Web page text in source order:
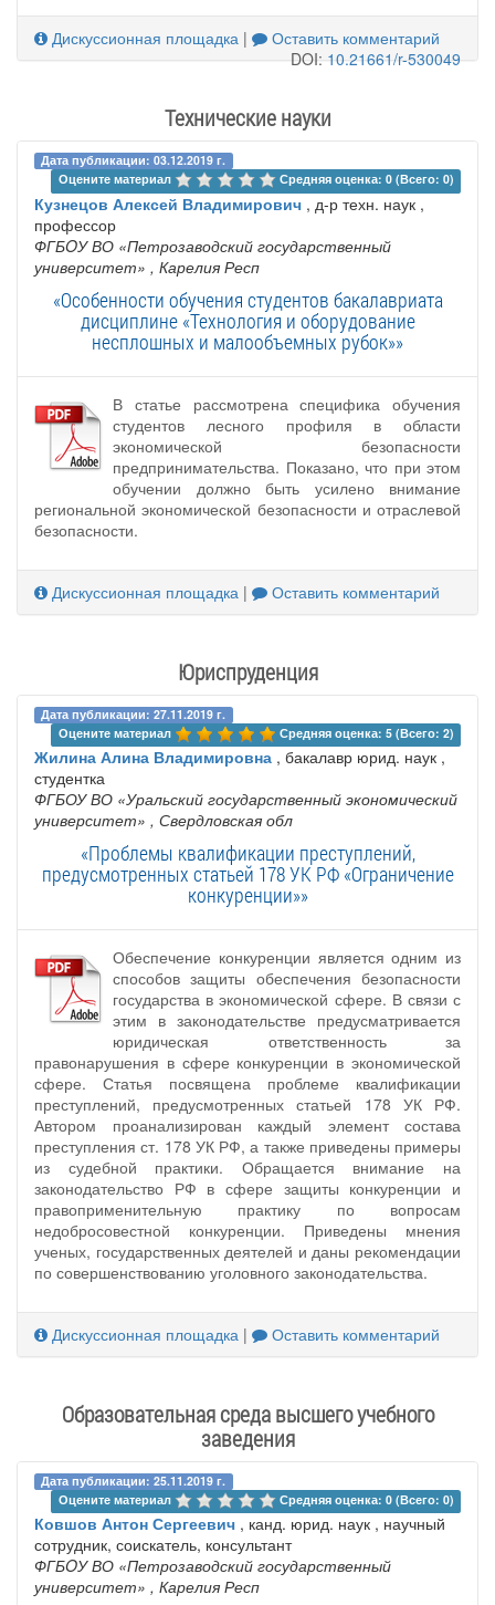
Дискуссионная площадка |
Оставить комментарий
DOI:10.21661/r-530049
Технические науки
Дата публикации: 03.12.2019 г.
Оцените материал
Средняя оценка: 0 (Всего: 0)
Кузнецов Алексей Владимирович , д-р техн. наук ,
профессор
ФГБOУ ВО «Петрозаводский государственный
университет» , Карелия Респ
«Особенности обучения студентов бакалавриата
дисциплине «Технология и оборудование
несплошных и малообъемных рубок»»
В статье рассмотрена специфика обучения
студентов лесного профиля в области
экономической безопасности
предпринимательства. Показано, что при этом
обучении должно быть усилено внимание
региональной экономической безопасности и отраслевой
безопасности.
Дискуссионная площадка | Оставить комментарий
Юриспруденция
Дата публикации: 27.11.2019 г.
Оцените материал
Средняя оценка: 5 (Всего: 2)
Жилина Алина Владимировна , бакалавр юрид. наук ,
студентка
ФГБОУ ВО «Уральский государственный экономический
университет» , Свердловская обл
«Проблемы квалификации преступлений,
предусмотренных статьей 178 УК РФ «Ограничение
конкуренции»»
Обеспечение конкуренции является одним из
способов защиты обеспечения безопасности
государства в экономической сфере. В связи с
этим в законодательстве предусматривается
юридическая ответственность за
правонарушения в сфере конкуренции в экономической
сфере. Статья посвящена проблеме квалификации
преступлений, предусмотренных статьей 178 УК РФ.
Автором проанализирован каждый элемент состава
преступления ст. 178 УК РФ, а также приведены примеры
из судебной практики. Обращается внимание на
законодательство РФ в сфере защиты конкуренции и
правоприменительную практику по вопросам
недобросовестной конкуренции. Приведены мнения
ученых, государственных деятелей и даны рекомендации
по совершенствованию уголовного законодательства.
Дискуссионная площадка | Оставить комментарий
Образовательная среда высшего учебного
заведения
Дата публикации: 25.11.2019 г.
Оцените материал
Средняя оценка: 0 (Всего: 0)
Ковшов Антон Сергеевич , канд. юрид. наук , научный
сотрудник, соискатель, консультант
ФГБOУ ВО «Петрозаводский государственный
университет» , Карелия Респ